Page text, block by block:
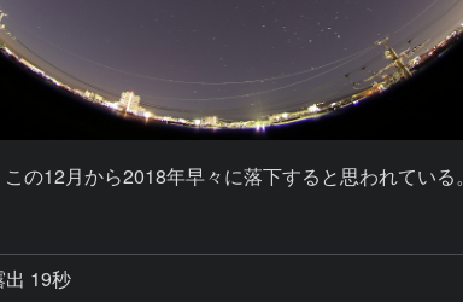
の12月から2018年早々に落下すると思われている。
出 19秒